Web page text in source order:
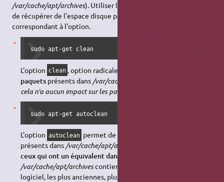
/var/cache/apt/archives). Utiliser les options ci-dessous permet
de récupérer de l'espace disque par le nettoyage
correspondant à l'option.
sudo apt-get clean
L'option clean , option radicale,
paquetsprésents dans /var/cache/apt/archives
cela n'a aucun impact sur les paquets installés.
sudo apt-get autoclean
L'option autoclean permet de
présents dans /var/cache/apt/archives
ceux qui ont un équivalent dans les dépôts
/var/cache/apt/archivescontient plusieurs versions du même
logiciel, les plus anciennes, plus présentes dans les dépôts,